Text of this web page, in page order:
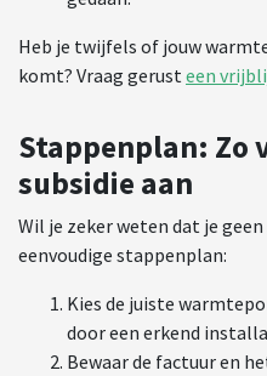
Heb je twijfels of jouw
komt? Vraag gerusteen
Stappenplan: Zo
subsidie aan
Wil je zeker weten dat je
eenvoudige stappenplan:
Kies de juiste
door een erkend
Bewaar de factuur en